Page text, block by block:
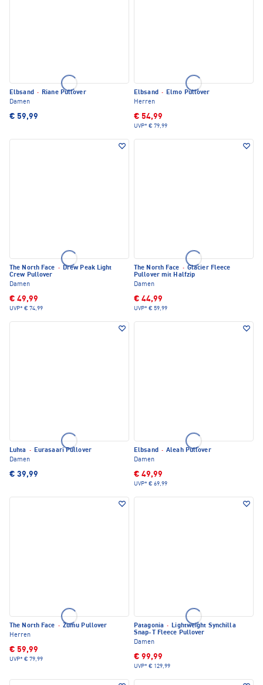
Elbsand · Riane Pullover
Damen
€ 59,99
Elbsand · Elmo Pullover
Herren
€ 54,99
UVP* € 79,99
The North Face · Drew Peak Light
Crew Pullover
Damen
€ 49,99
UVP* € 74,99
The North Face · Glacier Fleece
Pullover mit Halfzip
Damen
€ 44,99
UVP* € 59,99
Luhta · Eurasaari Pullover
Damen
€ 39,99
Elbsand · Aleah Pullover
Damen
€ 49,99
UVP* € 69,99
The North Face · Zumu Pullover
Herren
€ 59,99
UVP* € 79,99
Patagonia · Lightweight Synchilla
Snap-T Fleece Pullover
Damen
€ 99,99
UVP* € 129,99